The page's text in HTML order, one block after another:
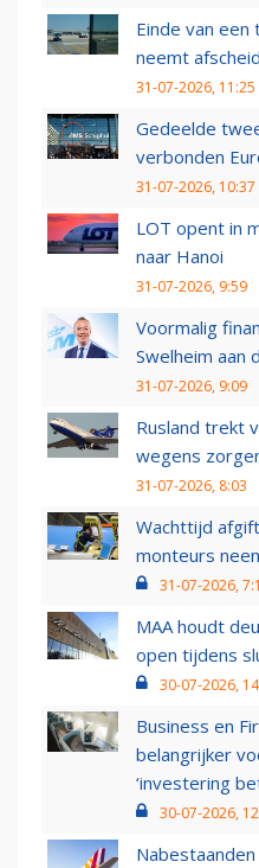
Einde van een
neemt
31-07-2026, 11:25
Gedeelde
verbonden
31-07-2026, 10:37
LOT opent in
naar Hanoi
31-07-2026, 9:59
Voormalig
Swelheim aan
31-07-2026, 9:09
Rusland trekt
wegens
31-07-2026, 8:03
Wachttijd
monteurs
31-07-2026,
MAA houdt
open tijdens
30-07-2026,
Business en
belangrijker
‘investering
30-07-2026,